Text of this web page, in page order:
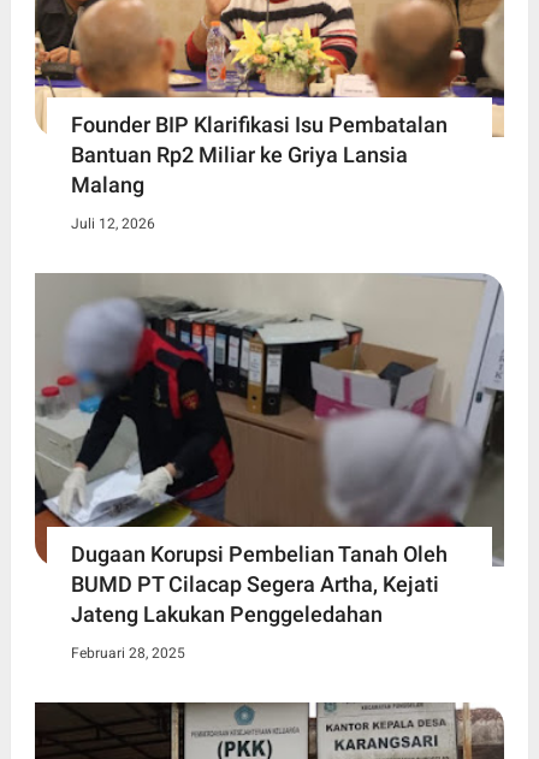
Founder BIP Klarifikasi Isu Pembatalan
Bantuan Rp2 Miliar ke Griya Lansia
Malang
Juli 12, 2026
Dugaan Korupsi Pembelian Tanah Oleh
BUMD PT Cilacap Segera Artha, Kejati
Jateng Lakukan Penggeledahan
Februari 28, 2025